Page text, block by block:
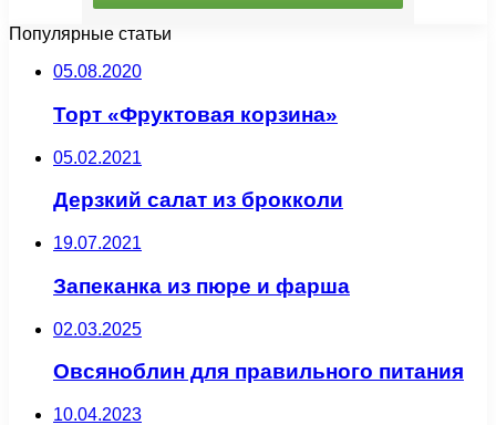
Популярные статьи
05.08.2020
Торт «Фруктовая корзина»
05.02.2021
Дерзкий салат из брокколи
19.07.2021
Запеканка из пюре и фарша
02.03.2025
Овсяноблин для правильного питания
10.04.2023